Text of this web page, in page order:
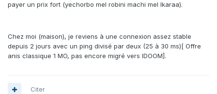
payer un prix fort (yechorbo mel robini machi mel lkaraa).
Chez moi (maison), je reviens à une connexion assez stable
depuis 2 jours avec un ping divisé par deux (25 à 30 ms)[ Offre
anis classique 1 MO, pas encore migré vers IDOOM].
Citer